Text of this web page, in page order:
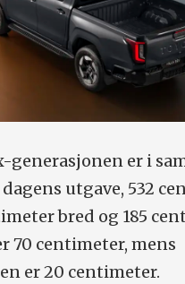
generasjonen er i
utgave, 532
bred og 185
70 centimeter, mens
er 20 centimeter.